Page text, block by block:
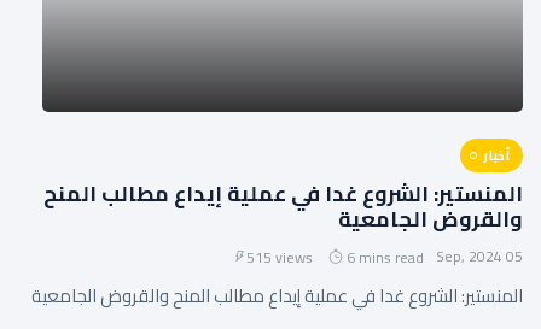
أخبار
المنستير: الشروع غدا في عملية إيداع مطالب المنح
والقروض الجامعية
05 Sep, 2024
6 mins read
515 views
المنستير: الشروع غدا في عملية إيداع مطالب المنح والقروض الجامعية